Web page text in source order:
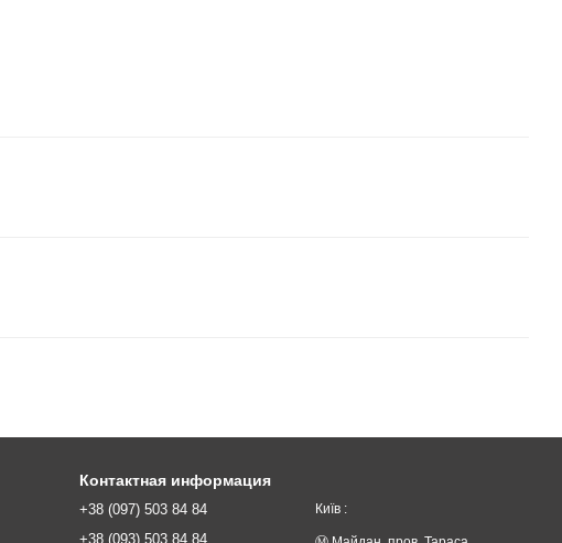
Контактная информация
+38 (097) 503 84 84
+38 (093) 503 84 84
Київ :